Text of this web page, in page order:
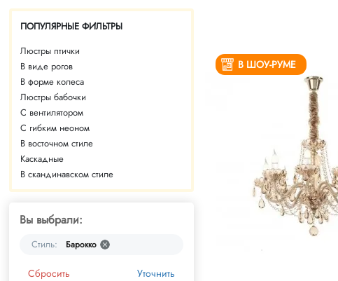
ПОПУЛЯРНЫЕ ФИЛЬТРЫ
Люстры птички
В виде рогов
В форме колеса
Люстры бабочки
С вентилятором
С гибким неоном
В восточном стиле
Каскадные
В скандинавском стиле
Вы выбрали:
Стиль: Барокко
Сбросить Уточнить
В ШОУ-РУМЕ